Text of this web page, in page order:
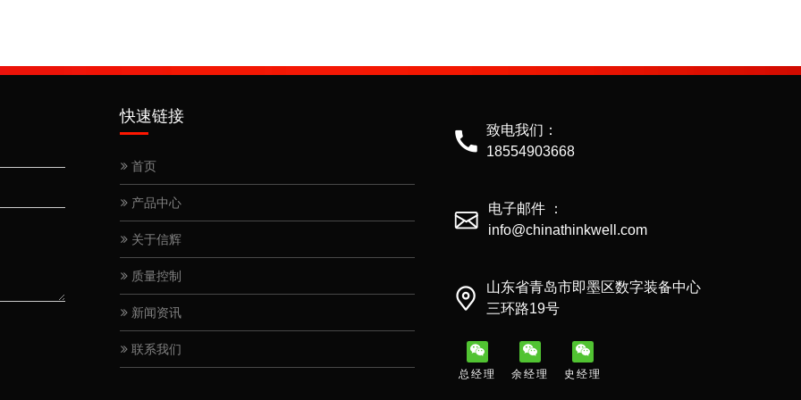
快速链接
首页
产品中心
关于信辉
质量控制
新闻资讯
联系我们
致电我们：
18554903668
电子邮件 ：
info@chinathinkwell.com
山东省青岛市即墨区数字装备中心
三环路19号
总经理 余经理 史经理